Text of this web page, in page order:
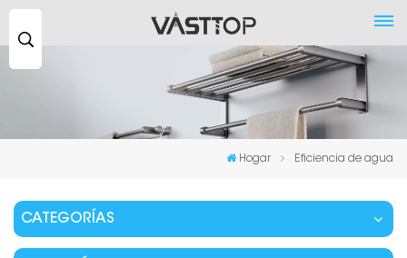
Hogar Eficiencia de agua
CATEGORÍAS